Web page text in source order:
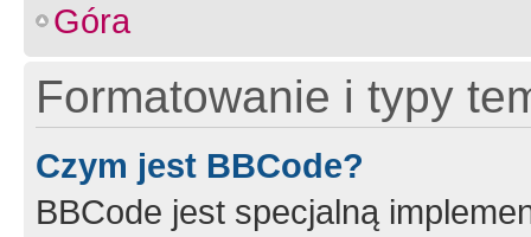
Góra
Formatowanie i typy
Czym jest BBCode?
BBCode jest specjalną